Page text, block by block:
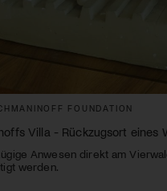
FOUNDATION
Villa - Rückzugsort eines
Anwesen direkt am
werden.